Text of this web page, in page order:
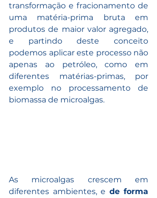
transformação e fracionamento de
uma matéria-prima bruta em
produtos de maior valor agregado,
e partindo deste conceito
podemos aplicar este processo não
apenas ao petróleo, como em
diferentes matérias-primas, por
exemplo no processamento de
biomassa de microalgas.
As microalgas crescem em
diferentes ambientes, e de forma